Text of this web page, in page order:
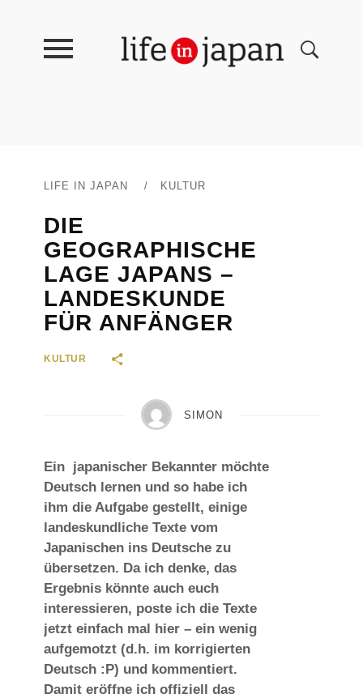
LIFE IN JAPAN / KULTUR
DIE
GEOGRAPHISCHE
LAGE JAPANS –
LANDESKUNDE
FÜR ANFÄNGER
KULTUR
SIMON
Ein japanischer Bekannter möchte
Deutsch lernen und so habe ich
ihm die Aufgabe gestellt, einige
landeskundliche Texte vom
Japanischen ins Deutsche zu
übersetzen. Da ich denke, das
Ergebnis könnte auch euch
interessieren, poste ich die Texte
jetzt einfach mal hier – ein wenig
aufgemotzt (d.h. im korrigierten
Deutsch :P) und kommentiert.
Damit eröffne ich offiziell das